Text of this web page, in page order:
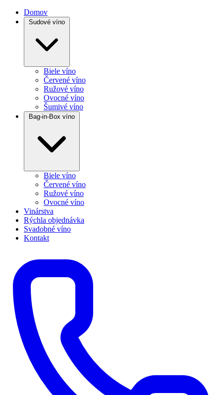
Domov
Sudové víno
Biele víno
Červené víno
Ružové víno
Ovocné víno
Šumivé víno
Bag-in-Box víno
Biele víno
Červené víno
Ružové víno
Ovocné víno
Vinárstva
Rýchla objednávka
Svadobné víno
Kontakt